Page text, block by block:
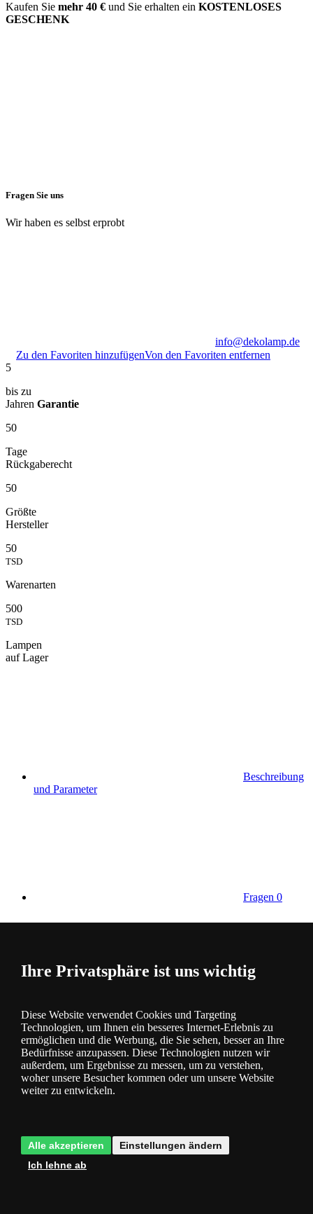
Kaufen Sie mehr 40 € und Sie erhalten ein KOSTENLOSES
GESCHENK
Fragen Sie uns
Wir haben es selbst erprobt
info@dekolamp.de
Zu den Favoriten hinzufügenVon den Favoriten entfernen
5
bis zu
Jahren Garantie
50
Tage
Rückgaberecht
50
Größte
Hersteller
50
TSD
Warenarten
500
TSD
Lampen
auf Lager
Beschreibung
und Parameter
Fragen 0
Produktbeschreibung
Ihre Privatsphäre ist uns wichtig
Diese Website verwendet Cookies und Targeting
Technologien, um Ihnen ein besseres Internet-Erlebnis zu
ermöglichen und die Werbung, die Sie sehen, besser an Ihre
Bedürfnisse anzupassen. Diese Technologien nutzen wir
außerdem, um Ergebnisse zu messen, um zu verstehen,
woher unsere Besucher kommen oder um unsere Website
weiter zu entwickeln.
Alle akzeptieren
Einstellungen ändern
Ich lehne ab